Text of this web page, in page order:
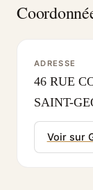
ADRESSE
46 RUE
SAINT-
Voir sur